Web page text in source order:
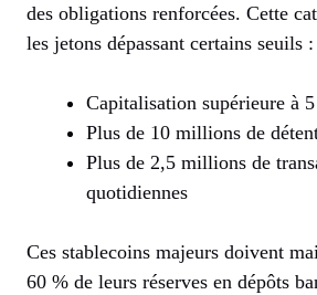
des obligations renforcées. Cette
les jetons dépassant certains seuils :
Capitalisation supérieure à
Plus de 10 millions de
Plus de 2,5 millions de
quotidiennes
Ces stablecoins majeurs doivent
60 % de leurs réserves en dépôts